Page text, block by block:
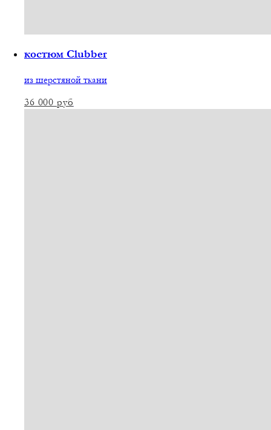
костюм Clubber
из шерстяной ткани
36 000 руб